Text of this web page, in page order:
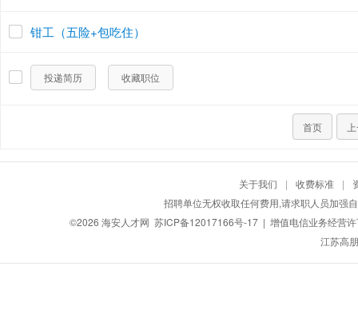
钳工（五险+包吃住）
投递简历 收藏职位
首页
关于我们 | 收费标准 |
招聘单位无权收取任何费用,请求职人员加强
©2026 海安人才网 苏ICP备12017166号-17| 增值电信业务经营许
江苏高